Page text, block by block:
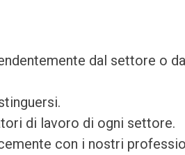
dal settore o
di lavoro di ogni settore.
con i nostri